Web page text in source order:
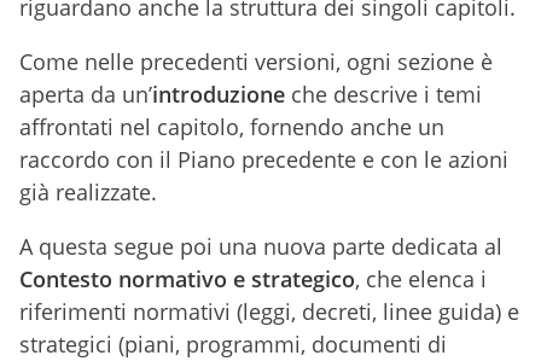
riguardano anche la struttura dei singoli capitoli.
Come nelle precedenti versioni, ogni sezione è
aperta da un’introduzione che descrive i temi
affrontati nel capitolo, fornendo anche un
raccordo con il Piano precedente e con le azioni
già realizzate.
A questa segue poi una nuova parte dedicata al
Contesto normativo e strategico, che elenca i
riferimenti normativi (leggi, decreti, linee guida) e
strategici (piani, programmi, documenti di